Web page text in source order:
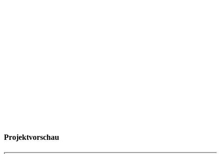
Projektvorschau